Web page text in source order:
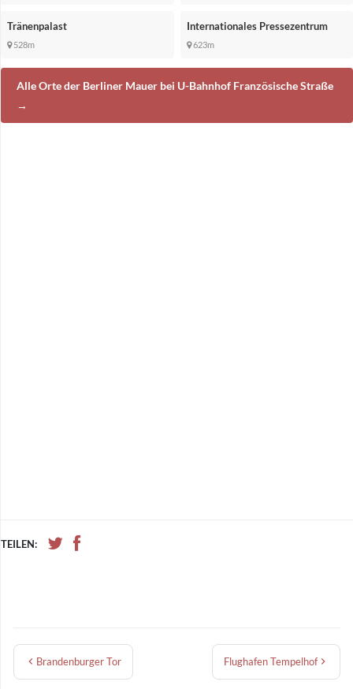
Tränenpalast
528m
Internationales Pressezentrum
623m
Alle Orte der Berliner Mauer bei U-Bahnhof Französische Straße
→
TEILEN:
Brandenburger Tor Flughafen Tempelhof